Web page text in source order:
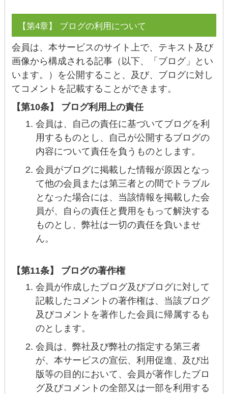
【第4章】 ブログの利用について
会員は、本サービスのサイト上で、テキスト及び
画像から構成される記事（以下、「ブログ」とい
います。）を公開すること、及び、ブログに対し
てコメントを記載することができます。
【第10条】 ブログ利用上の責任
会員は、自己の責任に基づいてブログを利
用するものとし、自己が公開するブログの
内容について責任を負うものとします。
会員がブログに掲載した情報が原因となっ
て他の会員または第三者との間でトラブル
となった場合には、当該情報を掲載した会
員が、自らの責任と費用をもって解決する
ものとし、弊社は一切の責任を負いませ
ん。
【第11条】 ブログの著作権
会員が作成したブログ及びブログに対して
記載したコメントの著作権は、当該ブログ
及びコメントを著作した会員に帰属するも
のとします。
会員は、弊社及び弊社の指定する第三者
が、本サービスの宣伝、利用促進、及び出
版等の目的において、会員が著作したブロ
グ及びコメントの全部又は一部を利用する